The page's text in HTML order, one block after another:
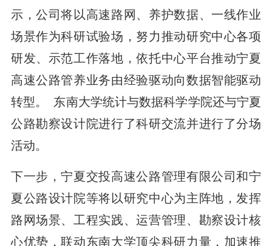
示，公司将以高速路网、养护数据、一线作业
场景作为科研试验场，努力推动研究中心各项
研发、示范工作落地，依托中心平台推动宁夏
高速公路管养业务由经验驱动向数据智能驱动
转型。 东南大学统计与数据科学学院还与宁夏
公路勘察设计院进行了科研交流并进行了分场
活动。
下一步，宁夏交投高速公路管理有限公司和宁
夏公路设计院等将以研究中心为主阵地，发挥
路网场景、工程实践、运营管理、勘察设计核
心优势，联动东南大学顶尖科研力量，加速推